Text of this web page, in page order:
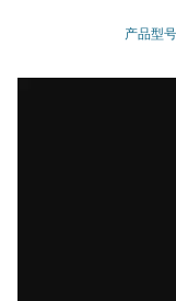
产品型